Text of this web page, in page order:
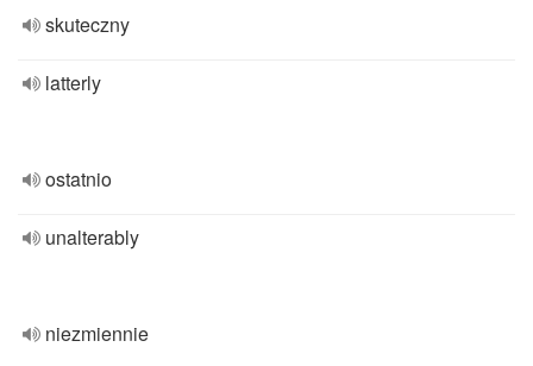
skuteczny
latterly
ostatnio
unalterably
niezmiennie